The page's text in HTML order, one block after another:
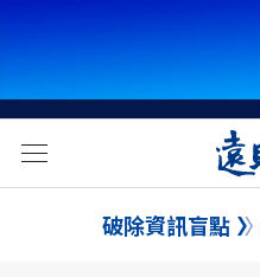
破除資訊盲點